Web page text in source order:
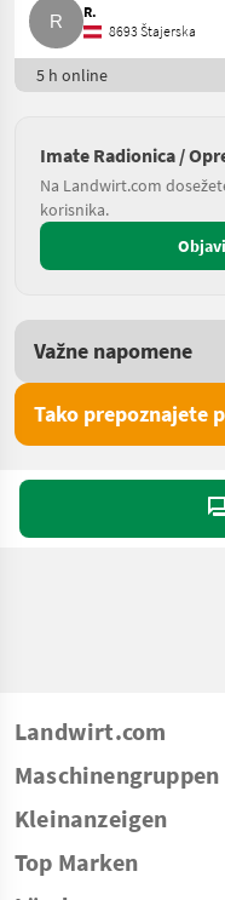
R.
8693 Štajerska
5 h online
Imate Radionica /
Na Landwirt.com
korisnika.
Važne napomene
Tako prepoznajete
Landwirt.com
Maschinengruppen
Kleinanzeigen
Top Marken